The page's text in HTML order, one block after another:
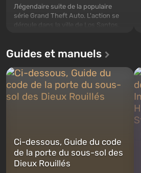
Лégendaire suite de la populaire
série Grand Theft Auto. L'action se
déroule dans la ville de Los Santos,
le jeu racontera l'histoire de trois
Franklin, entre lesquels vous
pourrez basculer...
Guides et manuels
Ci-dessous, Guide du code
de la porte du sous-sol des
Dieux Rouillés